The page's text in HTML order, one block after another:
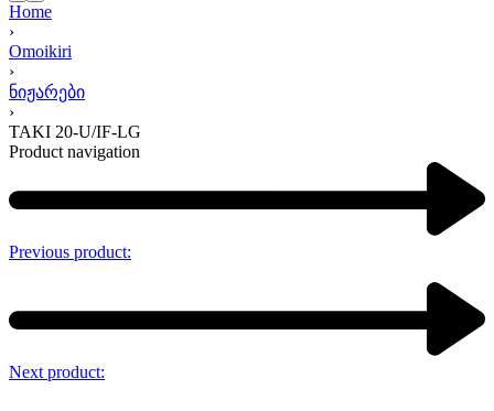
Home
›
Omoikiri
›
ნიჟარები
›
TAKI 20-U/IF-LG
Product navigation
Previous product:
Next product: